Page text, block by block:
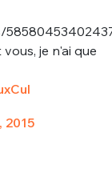
je n'ai que
2015